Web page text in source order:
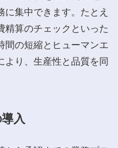
集中できます。たとえ
精算のチェックといった
間の短縮とヒューマンエ
より、生産性と品質を同
入